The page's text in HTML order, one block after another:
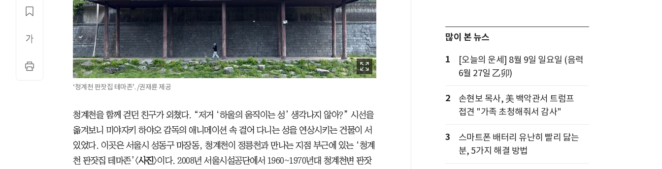
‘청계천 판잣집 테마존’. /권재륜 제공
청계천을 함께 걷던 친구가 외쳤다. “저거 ‘하울의 움직이는 성’ 생각나지 않아?” 시선을
옮겨보니 미야자키 하야오 감독의 애니메이션 속 걸어 다니는 성을 연상시키는 건물이 서
있었다. 이곳은 서울시 성동구 마장동, 청계천이 정릉천과 만나는 지점 부근에 있는 ‘청계
천 판잣집 테마존’<사진>이다. 2008년 서울시설공단에서 1960~1970년대 청계천변 판잣
많이 본 뉴스
1
[오늘의 운세] 8월 9일 일요일 (음력
6월 27일 乙卯)
2
손현보 목사, 美 백악관서 트럼프
접견 "가족 초청해줘서 감사"
3
스마트폰 배터리 유난히 빨리 닳는
분, 5가지 해결 방법